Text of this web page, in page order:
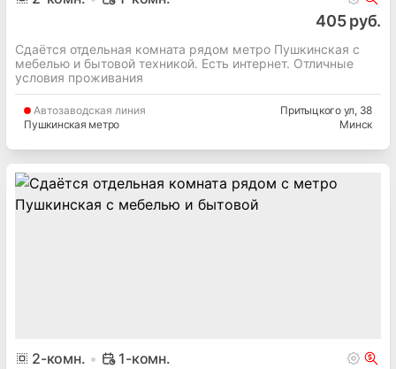
405 руб.
Сдаётся отдельная комната рядом метро Пушкинская с
мебелью и бытовой техникой. Есть интернет. Отличные
условия проживания
Автозаводская линия
Пушкинская метро
Притыцкого ул, 38
Минск
2-комн. 1-комн.